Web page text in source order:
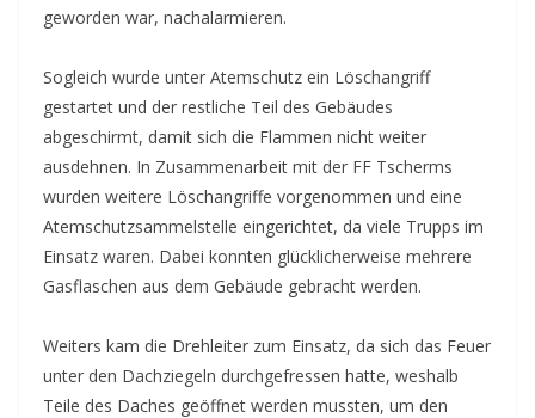
geworden war, nachalarmieren.
Sogleich wurde unter Atemschutz ein Löschangriff
gestartet und der restliche Teil des Gebäudes
abgeschirmt, damit sich die Flammen nicht weiter
ausdehnen. In Zusammenarbeit mit der FF Tscherms
wurden weitere Löschangriffe vorgenommen und eine
Atemschutzsammelstelle eingerichtet, da viele Trupps im
Einsatz waren. Dabei konnten glücklicherweise mehrere
Gasflaschen aus dem Gebäude gebracht werden.
Weiters kam die Drehleiter zum Einsatz, da sich das Feuer
unter den Dachziegeln durchgefressen hatte, weshalb
Teile des Daches geöffnet werden mussten, um den